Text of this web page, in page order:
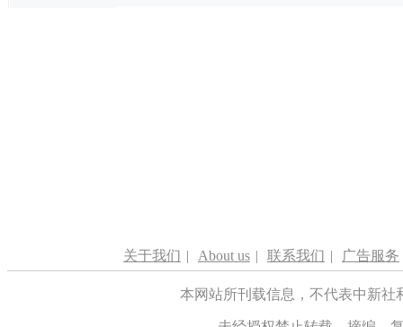
关于我们 | About us | 联系我们 | 广告服务
本网站所刊载信息，不代表中新